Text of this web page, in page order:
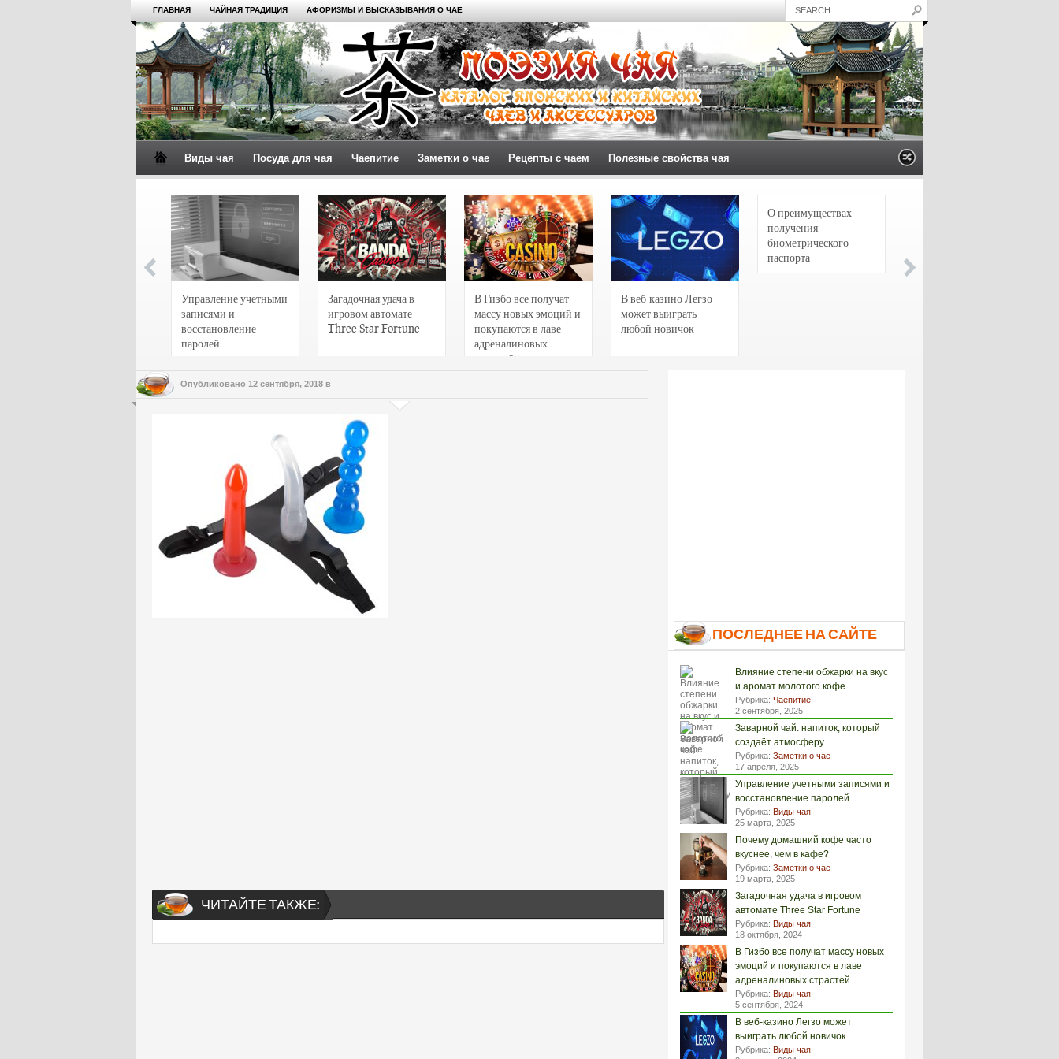
ГЛАВНАЯ ЧАЙНАЯ ТРАДИЦИЯ АФОРИЗМЫ И ВЫСКАЗЫВАНИЯ О ЧАЕ
Виды чая Посуда для чая Чаепитие Заметки о чае Рецепты с чаем Полезные свойства чая
Управление учетными
записями и
восстановление
паролей
Загадочная удача в
игровом автомате
Three Star Fortune
В Гизбо все получат
массу новых эмоций и
покупаются в лаве
адреналиновых
страстей
В веб-казино Легзо
может выиграть
любой новичок
О преимуществах
получения
биометрического
паспорта
Опубликовано 12 сентября, 2018 в
ЧИТАЙТЕ ТАКЖЕ:
ПОСЛЕДНЕЕ НА САЙТЕ
Влияние степени обжарки на вкус
и аромат молотого кофе
Рубрика: Чаепитие
2 сентября, 2025
Заварной чай: напиток, который
создаёт атмосферу
Рубрика: Заметки о чае
17 апреля, 2025
Управление учетными записями и
восстановление паролей
Рубрика: Виды чая
25 марта, 2025
Почему домашний кофе часто
вкуснее, чем в кафе?
Рубрика: Заметки о чае
19 марта, 2025
Загадочная удача в игровом
автомате Three Star Fortune
Рубрика: Виды чая
18 октября, 2024
В Гизбо все получат массу новых
эмоций и покупаются в лаве
адреналиновых страстей
Рубрика: Виды чая
5 сентября, 2024
В веб-казино Легзо может
выиграть любой новичок
Рубрика: Виды чая